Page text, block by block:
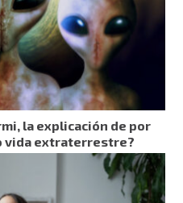
la explicación de por
vida extraterrestre?